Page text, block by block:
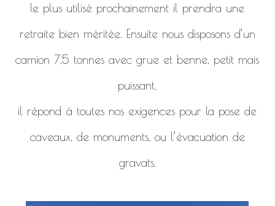
le plus utilisé prochainement il prendra une
retraite bien méritée. Ensuite nous disposons d’un
camion 7,5 tonnes avec grue et benne, petit mais
puissant,
il répond à toutes nos exigences pour la pose de
caveaux, de monuments, ou l’évacuation de
gravats.